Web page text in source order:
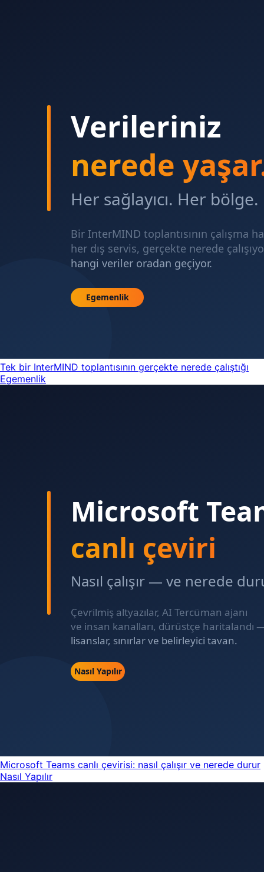
Tek bir InterMIND toplantısının gerçekte nerede çalıştığı
Egemenlik
Microsoft Teams canlı çevirisi: nasıl çalışır ve nerede durur
Nasıl Yapılır